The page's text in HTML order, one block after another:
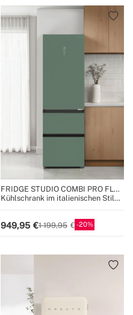
FRIDGE STUDIO COMBI PRO FLEX
401
Kühlschrank im italienischen Stil
949,95 1 199,95 20